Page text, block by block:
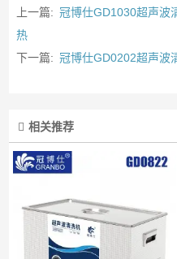
上一篇: 冠博仕GD1030超声波
热
下一篇: 冠博仕GD0202超声波
相关推荐